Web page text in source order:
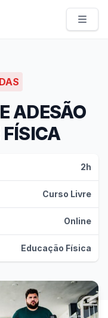
ADESÃO
2h
Curso Livre
Online
Educação Física